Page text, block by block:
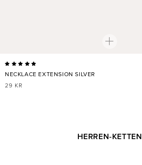
NECKLACE EXTENSION SILVER
NORMALER
29 KR
HERREN-KETTEN